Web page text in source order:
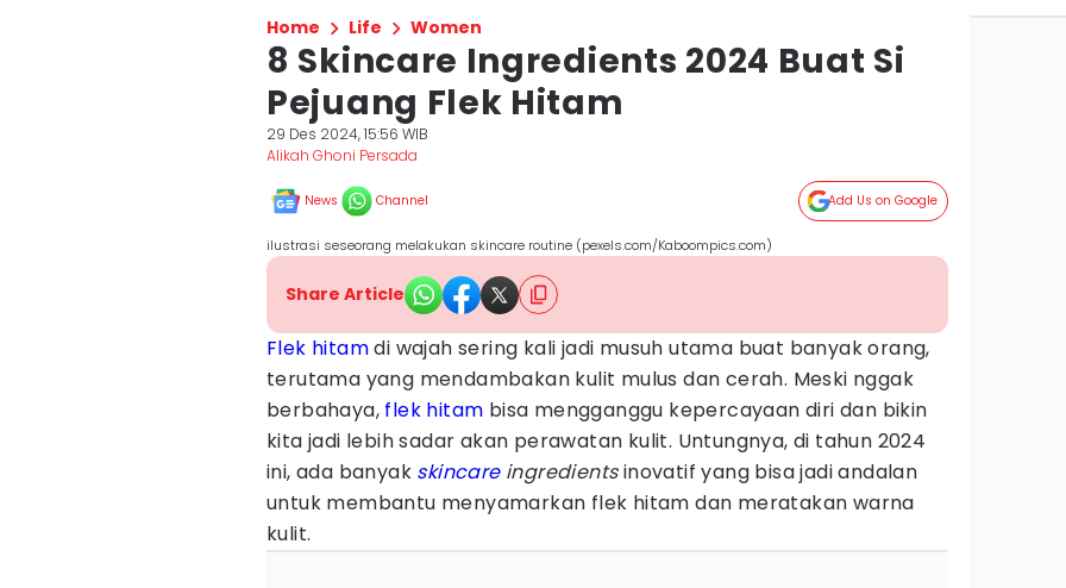
Home Life Women
8 Skincare Ingredients 2024 Buat Si
Pejuang Flek Hitam
29 Des 2024, 15:56 WIB
Alikah Ghoni Persada
News Channel Add Us on Google
ilustrasi seseorang melakukan skincare routine (pexels.com/Kaboompics.com)
Share Article
Flek hitamdi wajah sering kali jadi musuh utama buat banyak orang,
terutama yang mendambakan kulit mulus dan cerah. Meski nggak
berbahaya, flek hitam bisa mengganggu kepercayaan diri dan bikin
kita jadi lebih sadar akan perawatan kulit. Untungnya, di tahun 2024
ini, ada banyak skincareingredientsinovatif yang bisa jadi andalan
untuk membantu menyamarkan flek hitam dan meratakan warna
kulit.